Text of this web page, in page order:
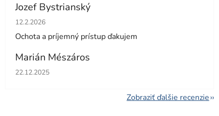
Jozef Bystrianský
Hodnotenie obchodu je 5 z 5 hviezdičiek.
12.2.2026
Ochota a príjemný prístup ďakujem
Marián Mészáros
Hodnotenie obchodu je 5 z 5 hviezdičiek.
22.12.2025
Zobraziť ďalšie recenzie